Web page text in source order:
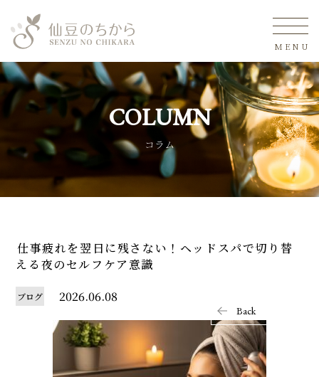
MENU
COLUMN
コラム
仕事疲れを翌日に残さない！ヘッドスパで切り替
える夜のセルフケア意識
ブログ 2026.06.08
Back